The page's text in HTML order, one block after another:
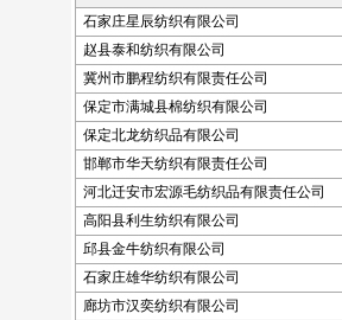
石家庄星辰纺织有限公司
赵县泰和纺织有限公司
冀州市鹏程纺织有限责任公司
保定市满城县棉纺织有限公司
保定北龙纺织品有限公司
邯郸市华天纺织有限责任公司
河北迁安市宏源毛纺织品有限责任公司
高阳县利生纺织有限公司
邱县金牛纺织有限公司
石家庄雄华纺织有限公司
廊坊市汉奕纺织有限公司